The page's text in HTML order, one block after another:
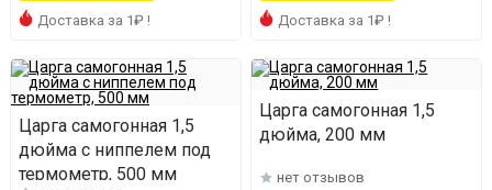
Доставка за 1₽ ! Доставка за 1₽ !
Царга самогонная 1,5
дюйма с ниппелем под
термометр, 500 мм
Царга самогонная 1,5
дюйма, 200 мм
нет отзывов